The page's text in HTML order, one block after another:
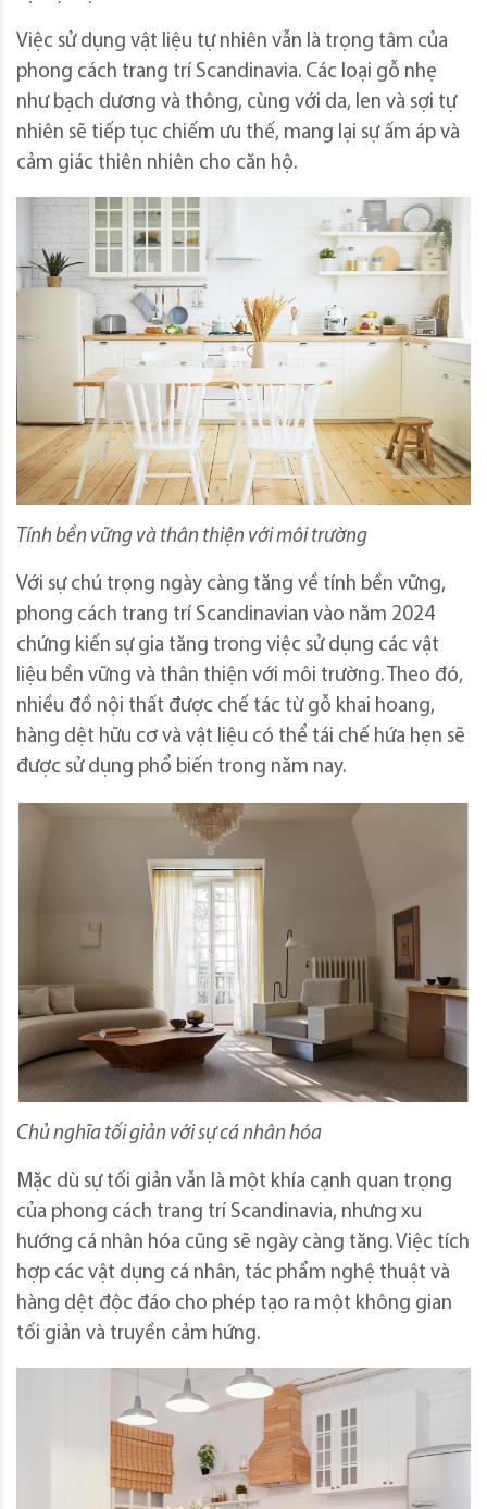
Việc sử dụng vật liệu tự nhiên vẫn là trọng tâm của
phong cách trang trí Scandinavia. Các loại gỗ nhẹ
như bạch dương và thông, cùng với da, len và sợi tự
nhiên sẽ tiếp tục chiếm ưu thế, mang lại sự ấm áp và
cảm giác thiên nhiên cho căn hộ.
Tính bền vững và thân thiện với môi trường
Với sự chú trọng ngày càng tăng về tính bền vững,
phong cách trang trí Scandinavian vào năm 2024
chứng kiến sự gia tăng trong việc sử dụng các vật
liệu bền vững và thân thiện với môi trường. Theo đó,
nhiều đồ nội thất được chế tác từ gỗ khai hoang,
hàng dệt hữu cơ và vật liệu có thể tái chế hứa hẹn sẽ
được sử dụng phổ biến trong năm nay.
Chủ nghĩa tối giản với sự cá nhân hóa
Mặc dù sự tối giản vẫn là một khía cạnh quan trọng
của phong cách trang trí Scandinavia, nhưng xu
hướng cá nhân hóa cũng sẽ ngày càng tăng. Việc tích
hợp các vật dụng cá nhân, tác phẩm nghệ thuật và
hàng dệt độc đáo cho phép tạo ra một không gian
tối giản và truyền cảm hứng.